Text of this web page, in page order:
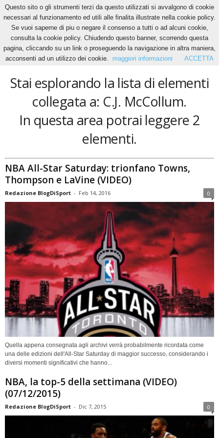
Home Tags C.J. McCollum
C.J. McCollum
Stai esplorando la lista di elementi
collegata a: C.J. McCollum.
In questa area potrai leggere 2
elementi.
NBA All-Star Saturday: trionfano Towns,
Thompson e LaVine (VIDEO)
Redazione BlogDiSport - Feb 14, 2016 0
Quella appena consegnata agli archivi verrà probabilmente ricordata come
una delle edizioni dell'All-Star Saturday di maggior successo, considerando i
diversi momenti significativi che hanno...
NBA, la top-5 della settimana (VIDEO)
(07/12/2015)
Redazione BlogDiSport - Dic 7, 2015 0
Questo sito o gli strumenti terzi da questo utilizzati si avvalgono di cookie
necessari al funzionamento ed utili alle finalita illustrate nella cookie policy.
Se vuoi saperne di piu o negare il consenso a tutti o ad alcuni cookie,
consulta la cookie policy. Chiudendo questo banner, scorrendo questa
pagina, cliccando su un link o proseguendo la navigazione in altra maniera,
acconsenti ad un utilizzo dei cookie.
maggiori informazioni ACCETTA